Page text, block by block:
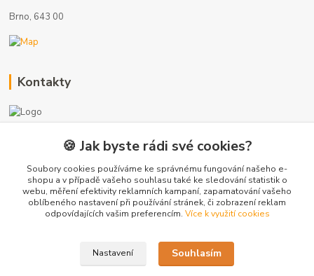
Brno, 643 00
Kontakty
+420 775 872 753
info@radiatory-skladem.cz
🍪 Jak byste rádi své cookies?
Soubory cookies používáme ke správnému fungování našeho e-
shopu a v případě vašeho souhlasu také ke sledování statistik o
webu, měření efektivity reklamních kampaní, zapamatování vašeho
oblíbeného nastavení při používání stránek, či zobrazení reklam
odpovídajících vašim preferencím. Více k využití cookies
Nastavení Souhlasím